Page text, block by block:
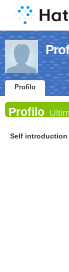
Profilo
Profilo
Self introduction